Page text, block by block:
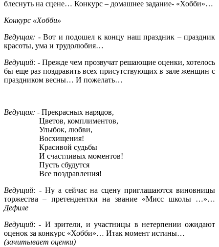
блеснуть на сцене… Конкурс – домашнее задание- «Хобби»…
Конкурс «Хобби»
Ведущая: - Вот и подошел к концу наш праздник – праздник
красоты, ума и трудолюбия…
Ведущий: - Прежде чем прозвучат решающие оценки, хотелось
бы еще раз поздравить всех присутствующих в зале женщин с
праздником весны… И пожелать…
Ведущая: - Прекрасных нарядов,
Цветов, комплиментов,
Улыбок, любви,
Восхищения!
Красивой судьбы
И счастливых моментов!
Пусть сбудутся
Все поздравления!
Ведущий: - Ну а сейчас на сцену приглашаются виновницы
торжества – претендентки на звание «Мисс школы …»…
Дефиле
Ведущий: - И зрители, и участницы в нетерпении ожидают
оценок за конкурс «Хобби»… Итак момент истины…
(зачитывает оценки)